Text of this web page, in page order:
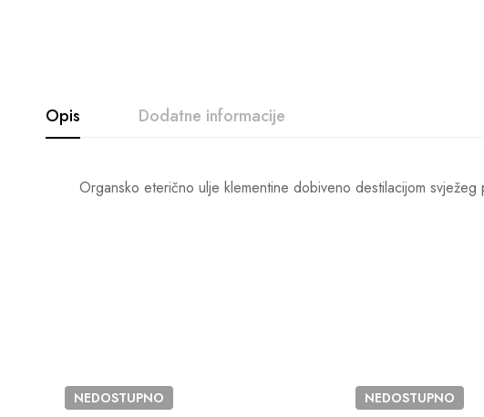
Opis Dodatne informacije
Organsko eterično ulje klementine dobiveno destilacijom svježeg
NEDOSTUPNO NEDOSTUPNO